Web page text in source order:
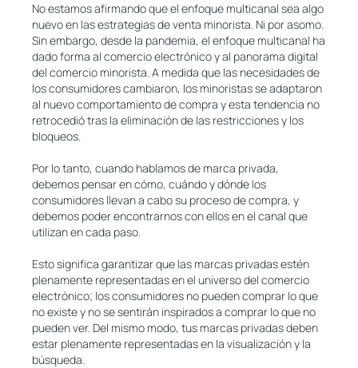
No estamos afirmando que el enfoque multicanal sea algo
nuevo en las estrategias de venta minorista. Ni por asomo.
Sin embargo, desde la pandemia, el enfoque multicanal ha
dado forma al comercio electrónico y al panorama digital
del comercio minorista. A medida que las necesidades de
los consumidores cambiaron, los minoristas se adaptaron
al nuevo comportamiento de compra y esta tendencia no
retrocedió tras la eliminación de las restricciones y los
bloqueos.
Por lo tanto, cuando hablamos de marca privada,
debemos pensar en cómo, cuándo y dónde los
consumidores llevan a cabo su proceso de compra, y
debemos poder encontrarnos con ellos en el canal que
utilizan en cada paso.
Esto significa garantizar que las marcas privadas estén
plenamente representadas en el universo del comercio
electrónico; los consumidores no pueden comprar lo que
no existe y no se sentirán inspirados a comprar lo que no
pueden ver. Del mismo modo, tus marcas privadas deben
estar plenamente representadas en la visualización y la
búsqueda.